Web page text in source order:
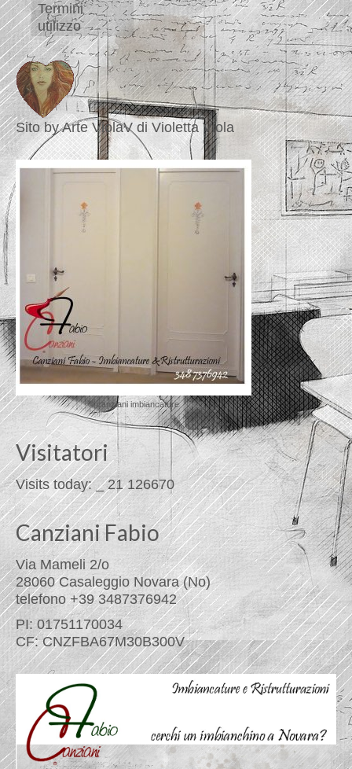
Termini
utilizzo
Sito by Arte ViolaV di Violetta Viola
© canziani imbiancature
Visitatori
Visits today: _ 21 126670
Canziani Fabio
Via Mameli 2/o
28060 Casaleggio Novara (No)
telefono +39 3487376942
PI: 01751170034
CF: CNZFBA67M30B300V